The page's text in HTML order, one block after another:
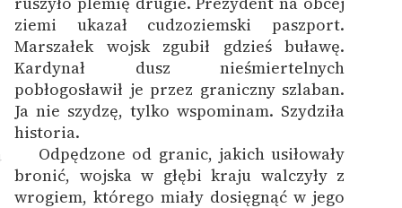
ziemi ukazał cudzoziemski paszport.
Marszałek wojsk zgubił gdzieś buławę.
Kardynał dusz nieśmiertelnych
pobłogosławił je przez graniczny szlaban.
Ja nie szydzę, tylko wspominam. Szydziła
historia.
Odpędzone od granic, jakich usiłowały
bronić, wojska w głębi kraju walczyły z
wrogiem, którego miały dosięgnąć w jego